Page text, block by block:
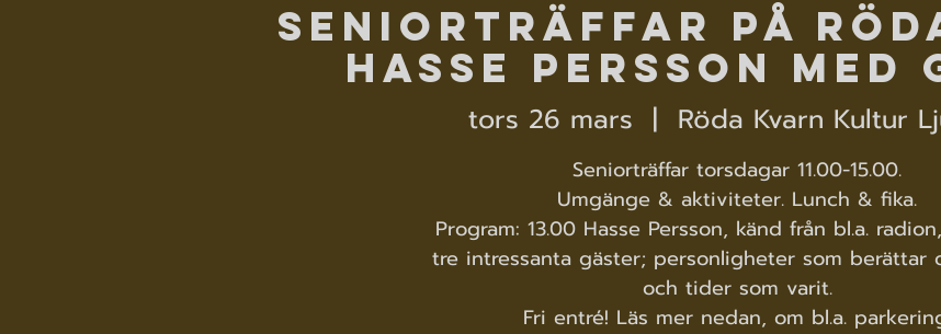
Seniorträffar på
Hasse Persson med
tors 26 mars
  |
Röda Kvarn Kultur
Seniorträffar torsdagar 11.00-15.00.
Umgänge & aktiviteter. Lunch & fika.
Program: 13.00 Hasse Persson, känd från bl.a.
tre intressanta gäster; personligheter som berättar
och tider som varit.
Fri entré! Läs mer nedan, om bl.a.